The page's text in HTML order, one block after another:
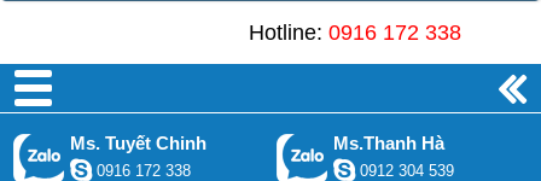
Hotline: 0916 172 338
Ms. Tuyết Chinh
0916 172 338
Ms.Thanh Hà
0912 304 539